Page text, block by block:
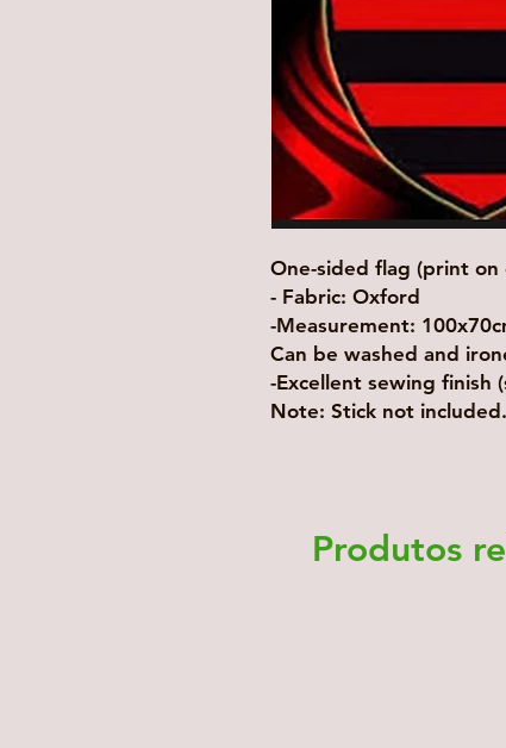
One-sided flag (print on
- Fabric: Oxford
-Measurement:
Can be washed and
-Excellent sewing finish
Note: Stick not included.
Produtos